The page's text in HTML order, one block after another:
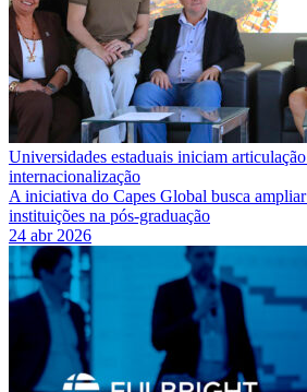
Universidades estaduais iniciam
internacionalização
A iniciativa do Capes Global busca
instituições na pós-graduação
24 abr 2026